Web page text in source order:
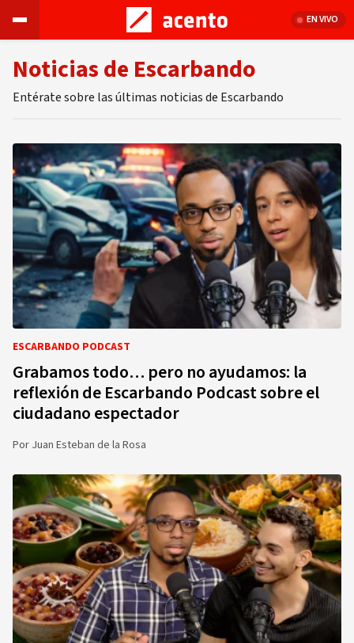
EN VIVO
Noticias de Escarbando
Entérate sobre las últimas noticias de Escarbando
ESCARBANDO PODCAST
Grabamos todo… pero no ayudamos: la
reflexión de Escarbando Podcast sobre el
ciudadano espectador
Por Juan Esteban de la Rosa